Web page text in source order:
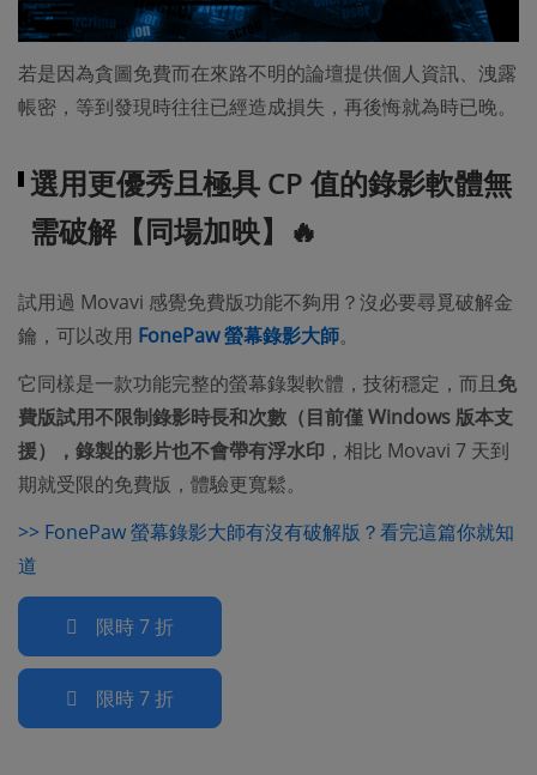
若是因為貪圖免費而在來路不明的論壇提供個人資訊、洩露
帳密，等到發現時往往已經造成損失，再後悔就為時已晚。
選用更優秀且極具 CP 值的錄影軟體無
需破解【同場加映】🔥
試用過 Movavi 感覺免費版功能不夠用？沒必要尋覓破解金
鑰，可以改用 FonePaw 螢幕錄影大師。
它同樣是一款功能完整的螢幕錄製軟體，技術穩定，而且免
費版試用不限制錄影時長和次數（目前僅 Windows 版本支
援），錄製的影片也不會帶有浮水印 ，相比 Movavi 7 天到
期就受限的免費版，體驗更寬鬆。
>> FonePaw 螢幕錄影大師有沒有破解版？看完這篇你就知
道
限時 7 折
限時 7 折